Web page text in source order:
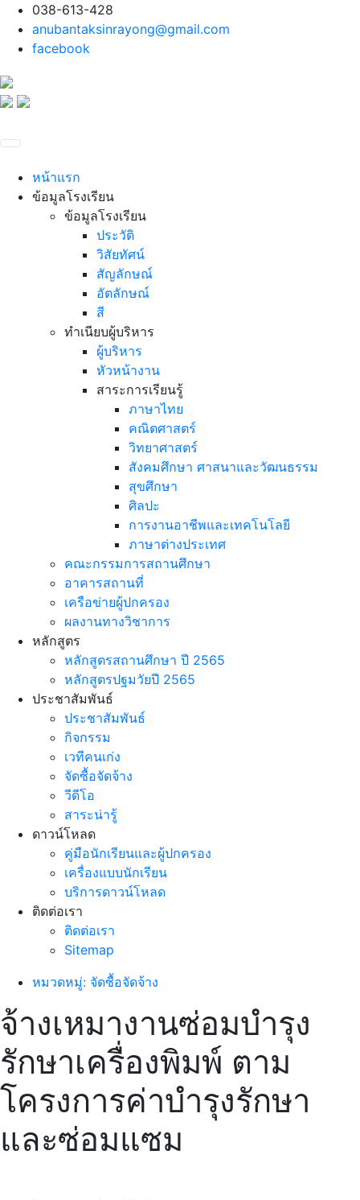
038-613-428
anubantaksinrayong@gmail.com
facebook
หน้าแรก
ข้อมูลโรงเรียน
ข้อมูลโรงเรียน
ประวัติ
วิสัยทัศน์
สัญลักษณ์
อัตลักษณ์
สี
ทำเนียบผู้บริหาร
ผู้บริหาร
หัวหน้างาน
สาระการเรียนรู้
ภาษาไทย
คณิตศาสตร์
วิทยาศาสตร์
สังคมศึกษา ศาสนาและวัฒนธรรม
สุขศึกษา
ศิลปะ
การงานอาชีพและเทคโนโลยี
ภาษาต่างประเทศ
คณะกรรมการสถานศึกษา
อาคารสถานที่
เครือข่ายผู้ปกครอง
ผลงานทางวิชาการ
หลักสูตร
หลักสูตรสถานศึกษา ปี 2565
หลักสูตรปฐมวัยปี 2565
ประชาสัมพันธ์
ประชาสัมพันธ์
กิจกรรม
เวทีคนเก่ง
จัดซื้อจัดจ้าง
วีดีโอ
สาระน่ารู้
ดาวน์โหลด
คู่มือนักเรียนและผู้ปกครอง
เครื่องแบบนักเรียน
บริการดาวน์โหลด
ติดต่อเรา
ติดต่อเรา
Sitemap
หมวดหมู่: จัดซื้อจัดจ้าง
จ้างเหมางานซ่อมบำรุง
รักษาเครื่องพิมพ์ ตาม
โครงการค่าบำรุงรักษา
และซ่อมแซม